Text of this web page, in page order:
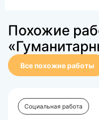
Похожие
Все похожие работы
Социальная работа